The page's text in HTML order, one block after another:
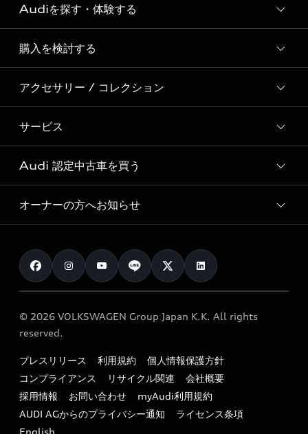
Audi ブランド
Story of Progress
Audi Sport
Formula 1®
デジタルサービス
Audiを探す・体験する
ディーラー検索
新車在庫検索
試乗車・展示車検索
見積り依頼
試乗予約
購入を検討する
モデル一覧
特別仕様モデル / 限定モデル
e-tronラインアップ
価格シミュレーション
車両比較
カタログ一覧
アクセサリー / コレクション
純正アクセサリー
オンラインショップ
Audi collection
アウディナビアプリ
サービス
サービス入庫予約
サービスプログラム
メンテナンス
車検 / 定期点検
e-tronアフターサポート
myAudi
Audi 認定中古車を買う
Audi認定中古車
クオリティ
保証
メンテナンス
ファイナンス
キャンペーン / イベント
買取査定
オーナーの方へお知らせ
お知らせ
オーナー様向けキャンペーン
特定整備適用車一覧
リサイクル法
よくある質問（FAQ）
© 2026 VOLKSWAGEN Group Japan K.K. All rights
reserved.
プレスリリース 利用規約
個人情報保護方針
コンプライアンス
リサイクル関連
会社概要
採用情報
お問い合わせ
myAudi利用規約
AUDI AGからのプライバシー通知
ライセンス条項
English